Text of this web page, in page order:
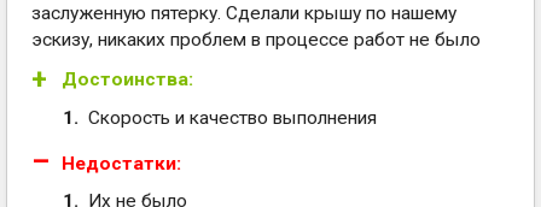
заслуженную пятерку. Сделали крышу по нашему
эскизу, никаких проблем в процессе работ не было
Достоинства:
Скорость и качество выполнения
Недостатки:
Их не было